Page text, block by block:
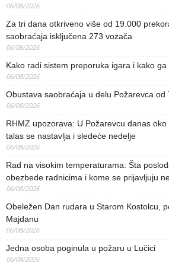
06/08/2026
Za tri dana otkriveno više od 19.000
saobraćaja isključena 273 vozača
06/08/2026
Kako radi sistem preporuka igara i kako
06/08/2026
Obustava saobraćaja u delu Požarevca od
06/08/2026
RHMZ upozorava: U Požarevcu danas
talas se nastavlja i sledeće nedelje
06/08/2026
Rad na visokim temperaturama: Šta
obezbede radnicima i kome se prijavljuju
06/08/2026
Obeležen Dan rudara u Starom Kostolcu,
Majdanu
06/08/2026
Jedna osoba poginula u požaru u Lučici
06/08/2026